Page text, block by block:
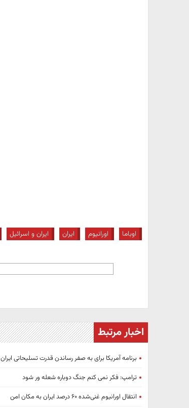
اوباما اورانیوم ایران ایران و اسرائیل
اخبار مرتبط
برنامه آمریکا برای به صفر رساندن قدرت تسلیحاتی ایران
ترامپ: فکر نمی کنم جنگ دوباره شعله ور شود
انتقال اورانیوم غنی‌شده ۶۰ درصد ایران به مکان امن